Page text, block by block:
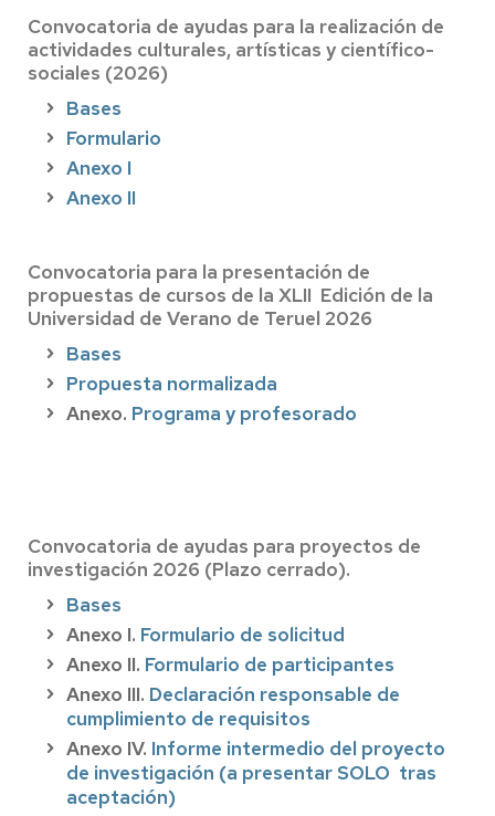
Convocatoria de ayudas para la realización de
actividades culturales, artísticas y científico-
sociales (2026)
Bases
Formulario
Anexo I
Anexo II
Convocatoria para la presentación de
propuestas de cursos de la XLII Edición de la
Universidad de Verano de Teruel 2026
Bases
Propuesta normalizada
Anexo. Programa y profesorado
Convocatoria de ayudas para proyectos de
investigación 2026 (Plazo cerrado).
Bases
Anexo I. Formulario de solicitud
Anexo II. Formulario de participantes
Anexo III. Declaración responsable de
cumplimiento de requisitos
Anexo IV. Informe intermedio del proyecto
de investigación (a presentar SOLO tras
aceptación)